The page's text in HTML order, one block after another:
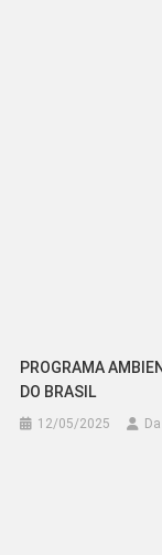
PROGRAMA
DO BRASIL
12/05/2025